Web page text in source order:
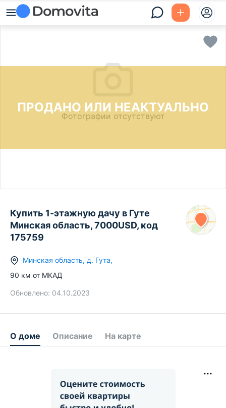
ПРОДАНО ИЛИ НЕАКТУАЛЬНО
Фотографии отсутствуют
Купить 1-этажную дачу в Гуте
Минская область, 7000USD, код
175759
Минская область, д. Гута,
90 км от МКАД
Обновлено: 04.10.2023
О доме Описание На карте